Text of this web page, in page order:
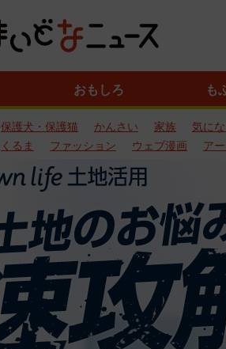
おもしろ も
保護犬・保護猫 かんさい 家族 気に
くるま
ファッション ウェブ漫画 ア